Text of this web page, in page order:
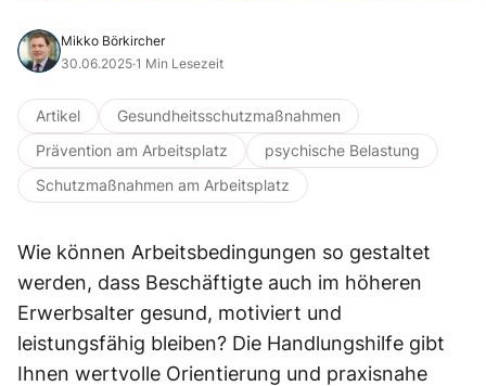
Mikko Börkircher
30.06.2025·1 Min Lesezeit
Artikel
Gesundheitsschutzmaßnahmen
Prävention am Arbeitsplatz
psychische Belastung
Schutzmaßnahmen am Arbeitsplatz
Wie können Arbeitsbedingungen so gestaltet
werden, dass Beschäftigte auch im höheren
Erwerbsalter gesund, motiviert und
leistungsfähig bleiben? Die Handlungshilfe gibt
Ihnen wertvolle Orientierung und praxisnahe